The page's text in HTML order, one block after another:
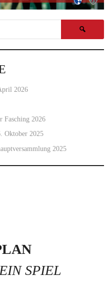
2026
Fasching 2026
Oktober 2025
2025
SPIEL